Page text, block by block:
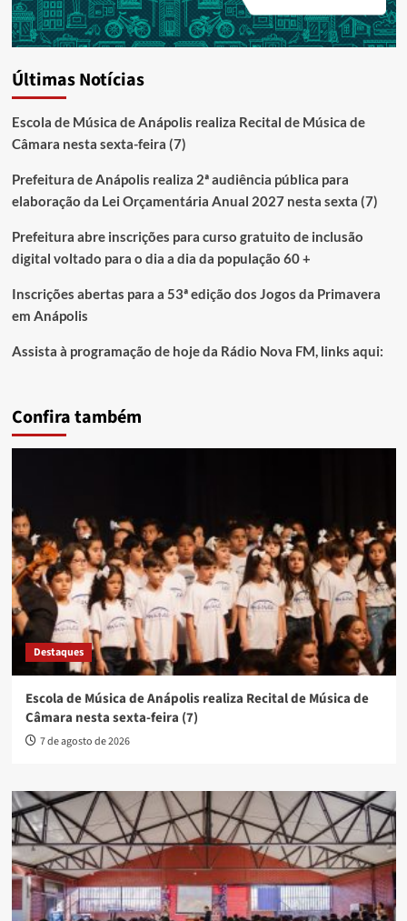
Últimas Notícias
Escola de Música de Anápolis realiza Recital de Música de
Câmara nesta sexta-feira (7)
Prefeitura de Anápolis realiza 2ª audiência pública para
elaboração da Lei Orçamentária Anual 2027 nesta sexta (7)
Prefeitura abre inscrições para curso gratuito de inclusão
digital voltado para o dia a dia da população 60 +
Inscrições abertas para a 53ª edição dos Jogos da Primavera
em Anápolis
Assista à programação de hoje da Rádio Nova FM, links aqui:
Confira também
Destaques
Escola de Música de Anápolis realiza Recital de Música de
Câmara nesta sexta-feira (7)
7 de agosto de 2026